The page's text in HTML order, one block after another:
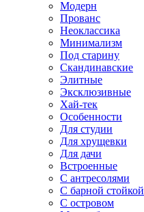
Модерн
Прованс
Неоклассика
Минимализм
Под старину
Скандинавские
Элитные
Эксклюзивные
Хай-тек
Особенности
Для студии
Для хрущевки
Для дачи
Встроенные
С антресолями
С барной стойкой
С островом